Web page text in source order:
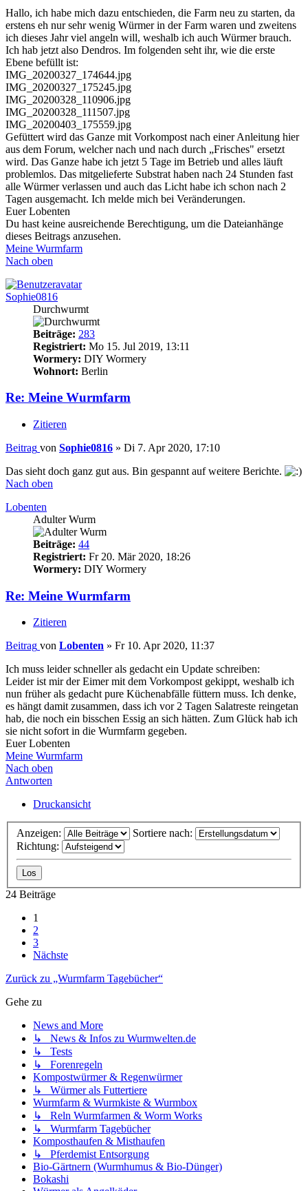
Hallo, ich habe mich dazu entschieden, die Farm neu zu starten, da
erstens eh nur sehr wenig Würmer in der Farm waren und zweitens
ich dieses Jahr viel angeln will, weshalb ich auch Würmer brauch.
Ich hab jetzt also Dendros. Im folgenden seht ihr, wie die erste
Ebene befüllt ist:
IMG_20200327_174644.jpg
IMG_20200327_175245.jpg
IMG_20200328_110906.jpg
IMG_20200328_111507.jpg
IMG_20200403_175559.jpg
Gefüttert wird das Ganze mit Vorkompost nach einer Anleitung hier
aus dem Forum, welcher nach und nach durch „Frisches" ersetzt
wird. Das Ganze habe ich jetzt 5 Tage im Betrieb und alles läuft
problemlos. Das mitgelieferte Substrat haben nach 24 Stunden fast
alle Würmer verlassen und auch das Licht habe ich schon nach 2
Tagen ausgemacht. Ich melde mich bei Veränderungen.
Euer Lobenten
Du hast keine ausreichende Berechtigung, um die Dateianhänge
dieses Beitrags anzusehen.
Meine Wurmfarm
Nach oben
Sophie0816
Durchwurmt
Beiträge: 283
Registriert: Mo 15. Jul 2019, 13:11
Wormery: DIY Wormery
Wohnort: Berlin
Re: Meine Wurmfarm
Zitieren
Beitrag von Sophie0816 » Di 7. Apr 2020, 17:10
Das sieht doch ganz gut aus. Bin gespannt auf weitere Berichte.
Nach oben
Lobenten
Adulter Wurm
Beiträge: 44
Registriert: Fr 20. Mär 2020, 18:26
Wormery: DIY Wormery
Re: Meine Wurmfarm
Zitieren
Beitrag von Lobenten » Fr 10. Apr 2020, 11:37
Ich muss leider schneller als gedacht ein Update schreiben:
Leider ist mir der Eimer mit dem Vorkompost gekippt, weshalb ich
nun früher als gedacht pure Küchenabfälle füttern muss. Ich denke,
es hängt damit zusammen, dass ich vor 2 Tagen Salatreste reingetan
hab, die noch ein bisschen Essig an sich hätten. Zum Glück hab ich
sie nicht sofort in die Wurmfarm gegeben.
Euer Lobenten
Meine Wurmfarm
Nach oben
Antworten
Druckansicht
Anzeigen:
Sortiere nach:
Richtung:
24 Beiträge
1
2
3
Nächste
Zurück zu „Wurmfarm Tagebücher“
Gehe zu
News and More
↳ News & Infos zu Wurmwelten.de
↳ Tests
↳ Forenregeln
Kompostwürmer & Regenwürmer
↳ Würmer als Futtertiere
Wurmfarm & Wurmkiste & Wurmbox
↳ Reln Wurmfarmen & Worm Works
↳ Wurmfarm Tagebücher
Komposthaufen & Misthaufen
↳ Pferdemist Entsorgung
Bio-Gärtnern (Wurmhumus & Bio-Dünger)
Bokashi